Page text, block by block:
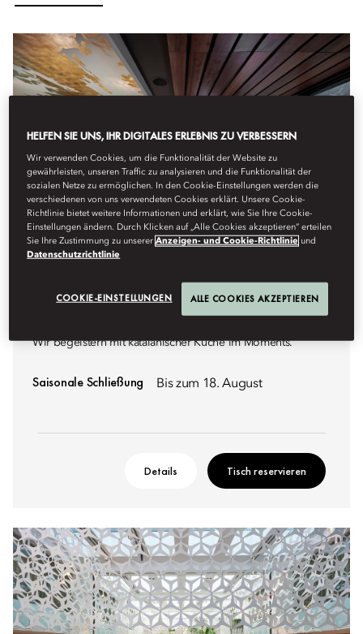
Wir begeistern mit katalanischer Küche im Moments.
Saisonale Schließung Bis zum 18. August
Details Tisch reservieren
HELFEN SIE UNS, IHR DIGITALES ERLEBNIS ZU VERBESSERN
Wir verwenden Cookies, um die Funktionalität der Website zu
gewährleisten, unseren Traffic zu analysieren und die Funktionalität der
sozialen Netze zu ermöglichen. In den Cookie-Einstellungen werden die
verschiedenen von uns verwendeten Cookies erklärt. Unsere Cookie-
Richtlinie bietet weitere Informationen und erklärt, wie Sie Ihre Cookie-
Einstellungen ändern. Durch Klicken auf „Alle Cookies akzeptieren“ erteilen
Sie Ihre Zustimmung zu unsererAnzeigen- und Cookie-Richtlinie und
Datenschutzrichtlinie
COOKIE-EINSTELLUNGEN ALLE COOKIES AKZEPTIEREN